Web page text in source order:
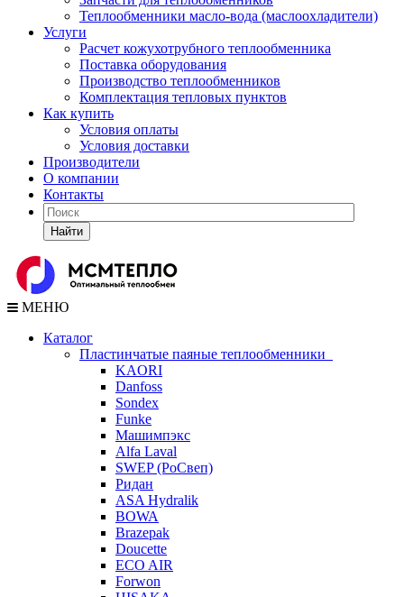
Теплообменники масло-вода (маслоохладители)
Услуги
Расчет кожухотрубного теплообменника
Поставка оборудования
Производство теплообменников
Комплектация тепловых пунктов
Как купить
Условия оплаты
Условия доставки
Производители
О компании
Контакты
Найти
МЕНЮ
Каталог
Пластинчатые паяные теплообменники
KAORI
Danfoss
Sondex
Funke
Машимпэкс
Alfa Laval
SWEP (РоСвеп)
Ридан
ASA Hydralik
BOWA
Brazepak
Doucette
ECO AIR
Forwon